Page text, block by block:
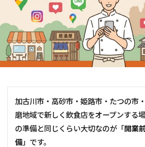
加古川市・高砂市・姫路市・たつの市
磨地域で新しく飲食店をオープンする
の準備と同じくらい大切なのが「開業
備」です。